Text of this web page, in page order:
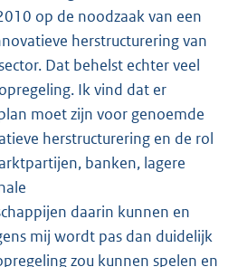
op de noodzaak van een
herstructurering van
Dat behelst echter veel
Ik vind dat er
moet zijn voor genoemde
herstructurering en de rol
banken, lagere
daarin kunnen en
mij wordt pas dan duidelijk
zou kunnen spelen en